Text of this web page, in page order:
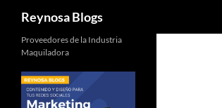
Reynosa Blogs
Proveedores de la Industria
Maquiladora